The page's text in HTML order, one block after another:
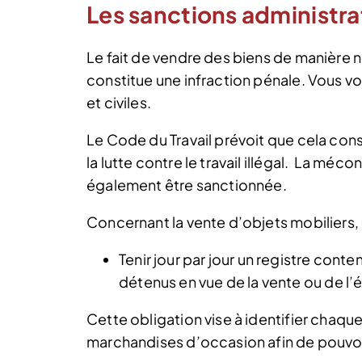
Les sanctions
Le fait de vendre des biens de manière
constitue une infraction pénale. Vous
et civiles.
Le Code du Travail prévoit que cela
la lutte contre le travail illégal. La
également être sanctionnée.
Concernant la vente d’objets
Tenir jour par jour un registre
détenus en vue de la vente ou de
Cette obligation vise à identifier
marchandises d’occasion afin de